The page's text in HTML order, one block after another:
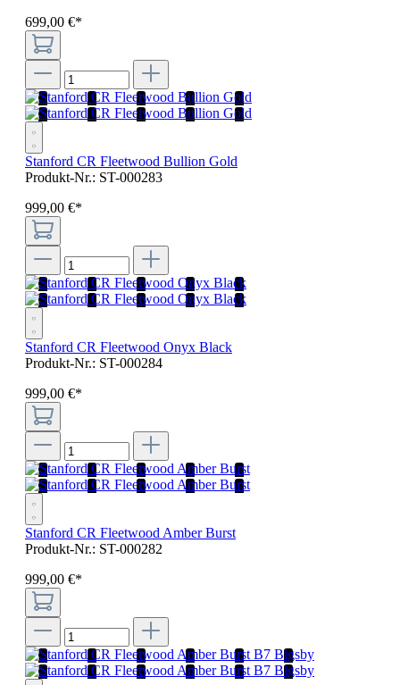
699,00 €*
Stanford CR Fleetwood Bullion Gold
Produkt-Nr.: ST-000283
999,00 €*
Stanford CR Fleetwood Onyx Black
Produkt-Nr.: ST-000284
999,00 €*
Stanford CR Fleetwood Amber Burst
Produkt-Nr.: ST-000282
999,00 €*